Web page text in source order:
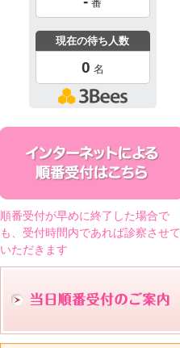
順番受付が早めに終了した場合で
も、受付時間内であれば診察させて
いただきます